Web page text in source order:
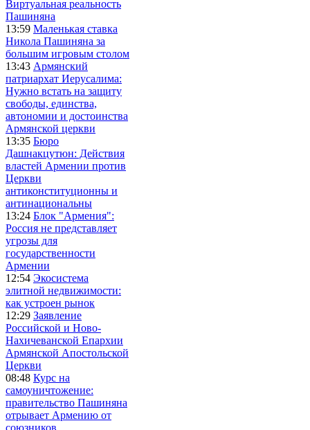
Виртуальная реальность
Пашиняна
13:59 Маленькая ставка
Никола Пашиняна за
большим игровым столом
13:43 Армянский
патриархат Иерусалима:
Нужно встать на защиту
свободы, единства,
автономии и достоинства
Армянской церкви
13:35 Бюро
Дашнакцутюн: Действия
властей Армении против
Церкви
антиконституционны и
антинациональны
13:24 Блок "Армения":
Россия не представляет
угрозы для
государственности
Армении
12:54 Экосистема
элитной недвижимости:
как устроен рынок
12:29 Заявление
Российской и Ново-
Нахичеванской Епархии
Армянской Апостольской
Церкви
08:48 Курс на
самоуничтожение:
правительство Пашиняна
отрывает Армению от
союзников